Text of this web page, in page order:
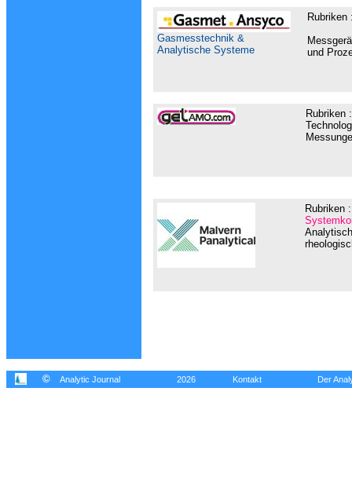
Gasmesstechnik &
Analytische Systeme
und
Rubriken
Rubriken :
© Analytic Journal 2026 Kontakt Der